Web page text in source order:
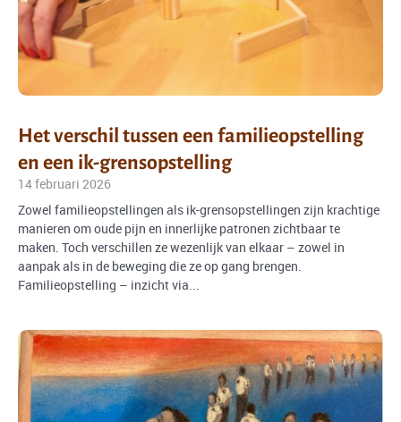
Het verschil tussen een familieopstelling
en een ik-grensopstelling
14 februari 2026
Zowel familieopstellingen als ik-grensopstellingen zijn krachtige
manieren om oude pijn en innerlijke patronen zichtbaar te
maken. Toch verschillen ze wezenlijk van elkaar – zowel in
aanpak als in de beweging die ze op gang brengen.
Familieopstelling – inzicht via...